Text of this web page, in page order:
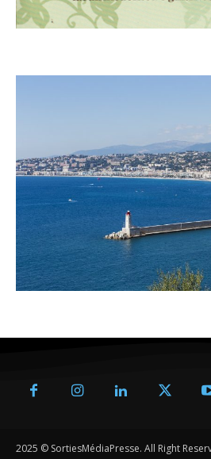
2025 © SortiesMédiaPresse. All Right